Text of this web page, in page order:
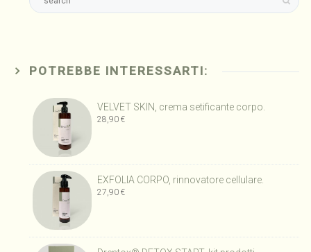
POTREBBE INTERESSARTI:
VELVET SKIN, crema setificante corpo.
28,90 €
EXFOLIA CORPO, rinnovatore cellulare.
27,90 €